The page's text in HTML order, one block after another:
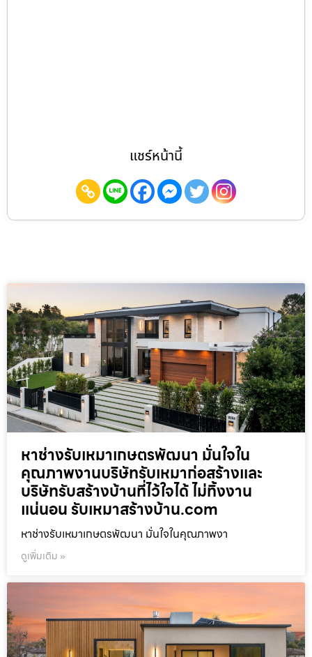
แชร์หน้านี้
หาช่างรับเหมาเกษตรพัฒนา มั่นใจใน
คุณภาพงานบริษัทรับเหมาก่อสร้างและ
บริษัทรับสร้างบ้านที่ไว้ใจได้ ไม่ทิ้งงาน
แน่นอน รับเหมาสร้างบ้าน.com
หาช่างรับเหมาเกษตรพัฒนา มั่นใจในคุณภาพงา
ดูเพิ่มเติม »